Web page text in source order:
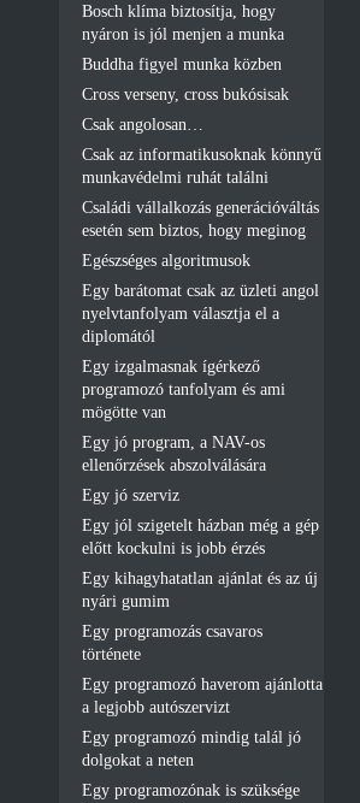
Bosch klíma biztosítja, hogy
nyáron is jól menjen a munka
Buddha figyel munka közben
Cross verseny, cross bukósisak
Csak angolosan…
Csak az informatikusoknak könnyű
munkavédelmi ruhát találni
Családi vállalkozás generációváltás
esetén sem biztos, hogy meginog
Egészséges algoritmusok
Egy barátomat csak az üzleti angol
nyelvtanfolyam választja el a
diplomától
Egy izgalmasnak ígérkező
programozó tanfolyam és ami
mögötte van
Egy jó program, a NAV-os
ellenőrzések abszolválására
Egy jó szerviz
Egy jól szigetelt házban még a gép
előtt kockulni is jobb érzés
Egy kihagyhatatlan ajánlat és az új
nyári gumim
Egy programozás csavaros
története
Egy programozó haverom ajánlotta
a legjobb autószervizt
Egy programozó mindig talál jó
dolgokat a neten
Egy programozónak is szüksége